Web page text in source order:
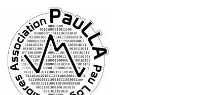
contenu.
Aller
à
la
navigation